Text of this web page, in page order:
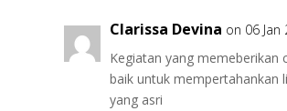
Clarissa Devina on 06 Jan
Kegiatan yang memeberikan
baik untuk mempertahankan
yang asri